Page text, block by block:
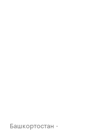
Башкортостан